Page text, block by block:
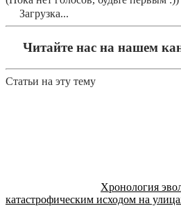
Загрузка...
Читайте нас на нашем
Статьи на эту тему
Хронология
катастрофическим исходом на